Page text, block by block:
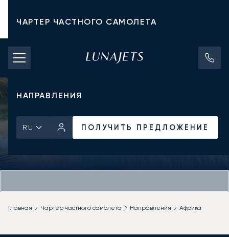
ЧАРТЕР ЧАСТНОГО САМОЛЕТА
СТОИМОСТЬ ЧАРТЕРА
ЧАСТНЫЕ САМОЛЕТЫ
НАПРАВЛЕНИЯ
RU ПОЛУЧИТЬ ПРЕДЛОЖЕНИЕ
Главная Чартер частного самолета Направления Африка